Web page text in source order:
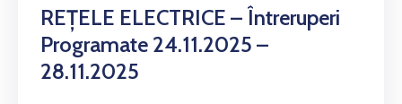
REȚELE ELECTRICE – Întreruperi
Programate 24.11.2025 –
28.11.2025